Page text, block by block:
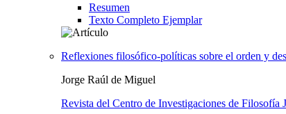
Resumen
Texto Completo Ejemplar
Reflexiones filosófico-políticas sobre el orden y
Jorge Raúl de Miguel
Revista del Centro de Investigaciones de Filosofía